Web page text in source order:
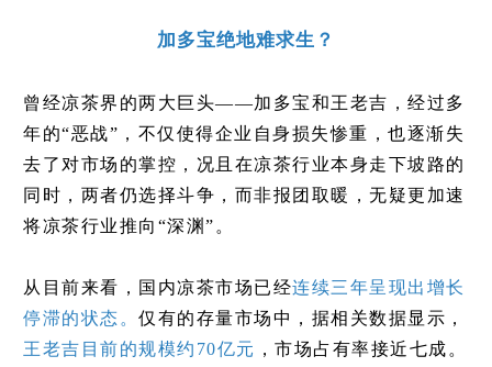
加多宝绝地难求生？
曾经凉茶界的两大巨头——加多宝和王老吉，经过多
年的“恶战”，不仅使得企业自身损失惨重，也逐渐失
去了对市场的掌控，况且在凉茶行业本身走下坡路的
同时，两者仍选择斗争，而非报团取暖，无疑更加速
将凉茶行业推向“深渊”。
从目前来看，国内凉茶市场已经连续三年呈现出增长
停滞的状态。 仅有的存量市场中，据相关数据显示，
王老吉目前的规模约70亿元 ，市场占有率接近七成。